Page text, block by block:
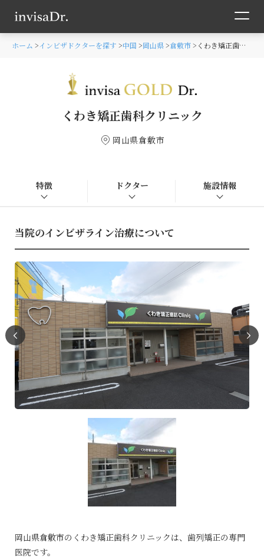
ホーム インビザドクターを探す 中国 岡山県 倉敷市 くわき矯正歯科クリニック
くわき矯正歯科クリニック
岡山県倉敷市
特徴 ドクター 施設情報
当院のインビザライン治療について
岡山県倉敷市のくわき矯正歯科クリニックは、歯列矯正の専門
医院です。